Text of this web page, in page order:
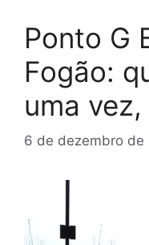
Ponto G
Fogão:
uma
6 de dezembro de